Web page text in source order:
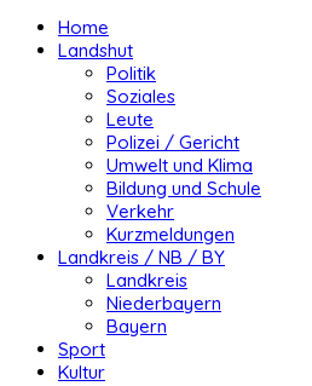
Home
Landshut
Politik
Soziales
Leute
Polizei / Gericht
Umwelt und Klima
Bildung und Schule
Verkehr
Kurzmeldungen
Landkreis / NB / BY
Landkreis
Niederbayern
Bayern
Sport
Kultur